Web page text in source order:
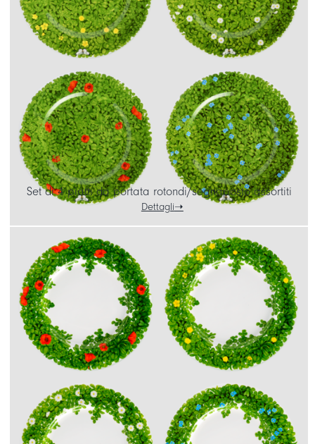
Set di 4 piatti da portata rotondi/segnaposto assortiti
Dettagli